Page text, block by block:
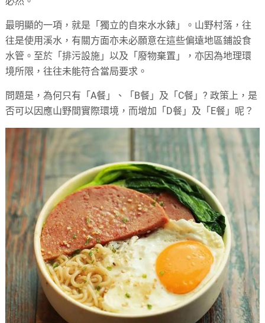
最明顯的一項，就是「獨立的自來水水錶」。山野村落，往
往是使用溪水，有關方面亦未必願意在這些偏遠地區鋪設食
水管。至於「排污設施」以及「廢物棄置」，亦因為地理環
境所限，往往未能符合當局要求。
問題是，為何只有「A餐」、「B餐」及「C餐」? 政策上，是
否可以因應山野間實際環境，而增加「D餐」及「E餐」呢？